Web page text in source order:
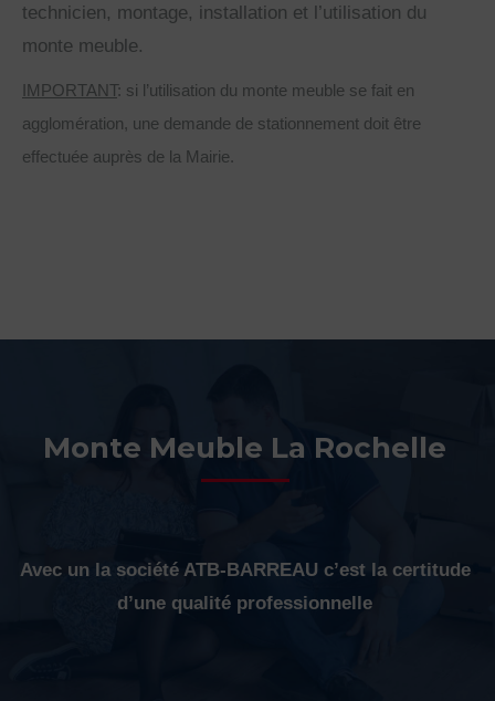
technicien, montage, installation et l’utilisation du
monte meuble.
IMPORTANT: si l’utilisation du monte meuble se fait en
agglomération, une demande de stationnement doit être
effectuée auprès de la Mairie.
Monte Meuble La Rochelle
Avec un la société ATB-BARREAU c’est la certitude
d’une qualité professionnelle